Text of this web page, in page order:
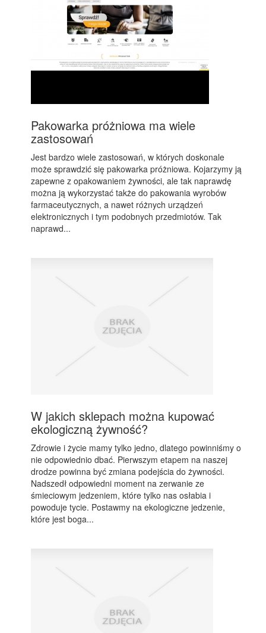
Pakowarka próżniowa ma wiele
zastosowań
Jest bardzo wiele zastosowań, w których doskonale
może sprawdzić się pakowarka próżniowa. Kojarzymy ją
zapewne z opakowaniem żywności, ale tak naprawdę
można ją wykorzystać także do pakowania wyrobów
farmaceutycznych, a nawet różnych urządzeń
elektronicznych i tym podobnych przedmiotów. Tak
naprawd...
W jakich sklepach można kupować
ekologiczną żywność?
Zdrowie i życie mamy tylko jedno, dlatego powinniśmy o
nie odpowiednio dbać. Pierwszym etapem na naszej
drodze powinna być zmiana podejścia do żywności.
Nadszedł odpowiedni moment na zerwanie ze
śmieciowym jedzeniem, które tylko nas osłabia i
powoduje tycie. Postawmy na ekologiczne jedzenie,
które jest boga...